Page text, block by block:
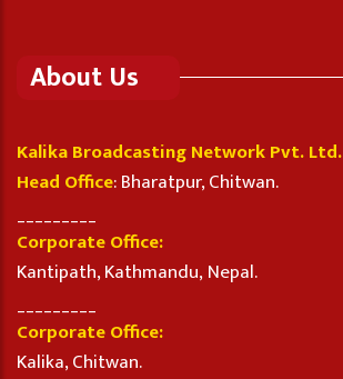
About Us
Kalika Broadcasting Network Pvt. Ltd.
Head Office: Bharatpur, Chitwan.
Corporate Office:
Kantipath, Kathmandu, Nepal.
Corporate Office:
Kalika, Chitwan.